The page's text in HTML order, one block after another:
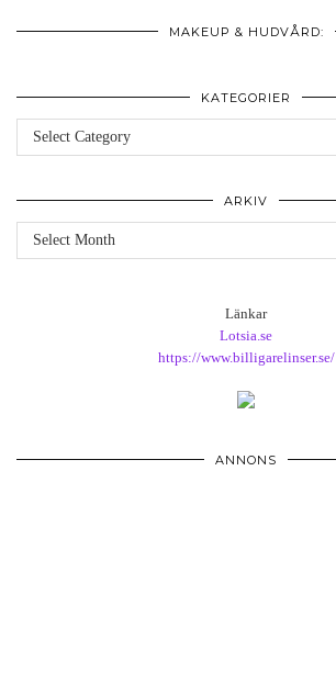
MAKEUP & HUDVÅRD:
KATEGORIER
Kategorier
ARKIV
Arkiv
Länkar
Lotsia.se
https://www.billigarelinser.se/
ANNONS